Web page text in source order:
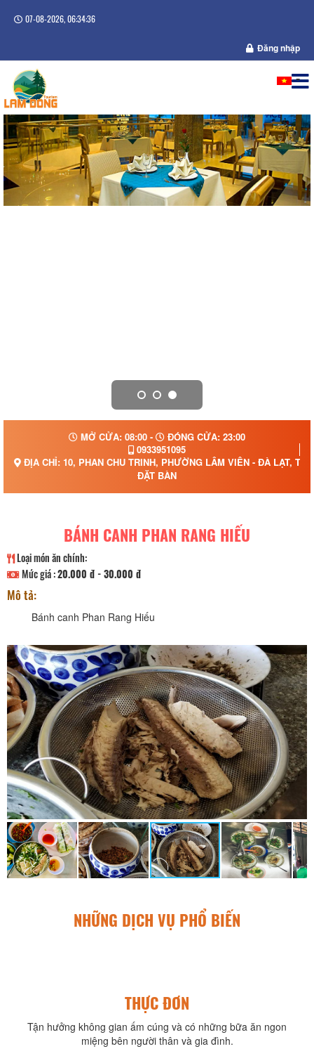
07-08-2026, 06:34:36
Đăng nhập
MỞ CỬA: 08:00 -
ĐÓNG CỬA: 23:00
0933951095
ĐỊA CHỈ: 10, PHAN CHU TRINH, PHƯỜNG LÂM VIÊN - ĐÀ LẠT,
ĐẶT BÀN
BÁNH CANH PHAN RANG HIẾU
Loại món ăn chính:
Mức giá :20.000 đ - 30.000 đ
Mô tả:
Bánh canh Phan Rang Hiếu
NHỮNG DỊCH VỤ PHỔ BIẾN
THỰC ĐƠN
Tận hưởng không gian ấm cúng và có những bữa ăn ngon
miệng bên người thân và gia đình.